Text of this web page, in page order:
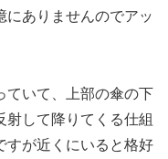
にありませんのでアッ
ていて、上部の傘の下
射して降りてくる仕組
すが近くにいると格好